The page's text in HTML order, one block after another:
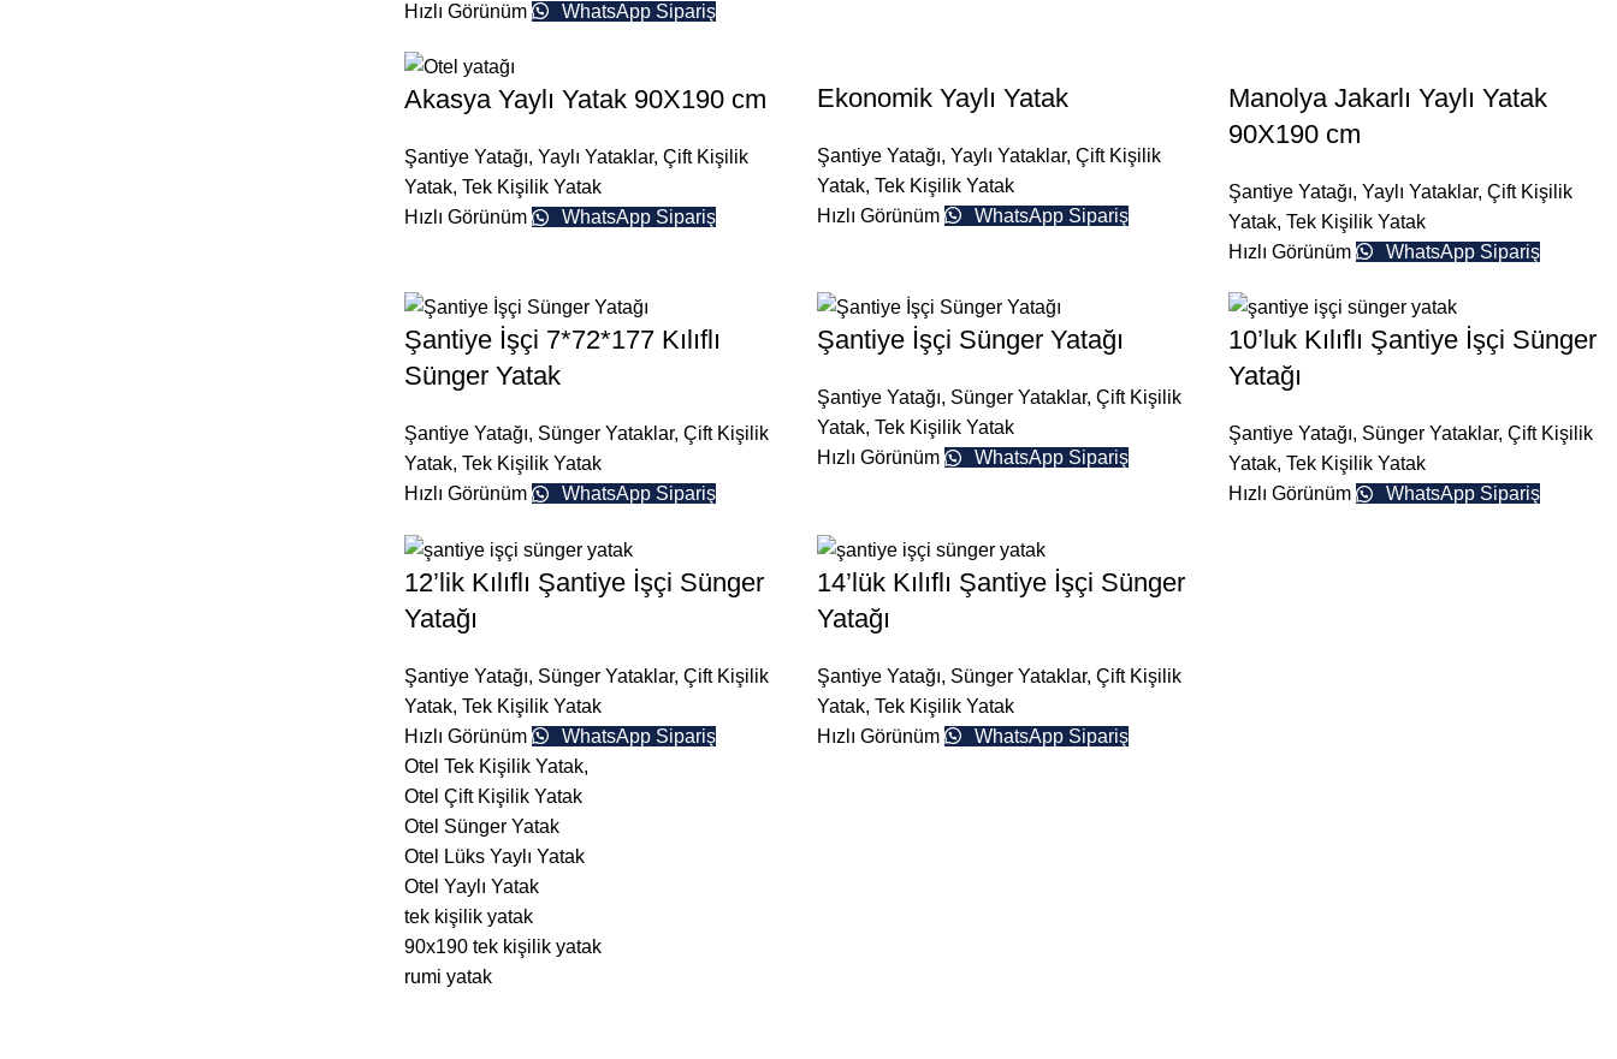
Hızlı Görünüm
WhatsApp Sipariş
Akasya Yaylı Yatak 90X190 cm
Şantiye Yatağı, Yaylı Yataklar, Çift Kişilik
Yatak, Tek Kişilik Yatak
Hızlı Görünüm
WhatsApp Sipariş
Ekonomik Yaylı Yatak
Şantiye Yatağı, Yaylı Yataklar, Çift Kişilik
Yatak, Tek Kişilik Yatak
Hızlı Görünüm
WhatsApp Sipariş
Manolya Jakarlı Yaylı Yatak
90X190 cm
Şantiye Yatağı,Yaylı Yataklar,Çift Kişilik
Yatak,Tek Kişilik Yatak
Hızlı Görünüm
WhatsApp Sipariş
Şantiye İşçi 7*72*177 Kılıflı
Sünger Yatak
Şantiye Yatağı, Sünger Yataklar, Çift Kişilik
Yatak, Tek Kişilik Yatak
Hızlı Görünüm
WhatsApp Sipariş
Şantiye İşçi Sünger Yatağı
Şantiye Yatağı, Sünger Yataklar, Çift Kişilik
Yatak, Tek Kişilik Yatak
Hızlı Görünüm
WhatsApp Sipariş
10’luk Kılıflı Şantiye İşçi Sünger
Yatağı
Şantiye Yatağı, Sünger Yataklar,Çift Kişilik
Yatak,Tek Kişilik Yatak
Hızlı Görünüm
WhatsApp Sipariş
12’lik Kılıflı Şantiye İşçi Sünger
Yatağı
Şantiye Yatağı, Sünger Yataklar, Çift Kişilik
Yatak, Tek Kişilik Yatak
Hızlı Görünüm
WhatsApp Sipariş
14’lük Kılıflı Şantiye İşçi Sünger
Yatağı
Şantiye Yatağı, Sünger Yataklar, Çift Kişilik
Yatak, Tek Kişilik Yatak
Hızlı Görünüm
WhatsApp Sipariş
Otel Tek Kişilik Yatak,
Otel Çift Kişilik Yatak
Otel Sünger Yatak
Otel Lüks Yaylı Yatak
Otel Yaylı Yatak
tek kişilik yatak
90x190 tek kişilik yatak
rumi yatak